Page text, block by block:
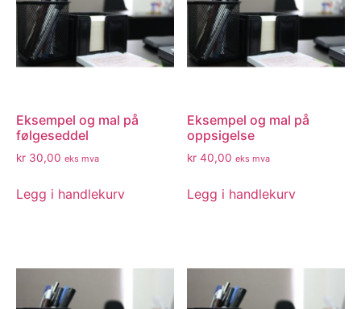
Eksempel og mal på
følgeseddel
kr 30,00 eks mva
Legg i handlekurv
Eksempel og mal på
oppsigelse
kr 40,00 eks mva
Legg i handlekurv